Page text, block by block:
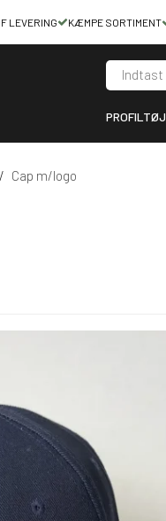
LEVERING KÆMPE SORTIMENT
PROFILTØJ
/ Cap m/logo